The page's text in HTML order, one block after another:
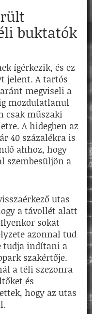
buktatók
ígérkezik, és ez
jelent. A tartós
megviseli a
mozdulatlanul
csak műszaki
A hidegben az
40 százalékra is
ahhoz, hogy
szembesüljön a
utas
a távollét alatt
sokat
azonnal tud
tudja indítani a
szakértője.
a téli szezonra
és
hogy az utas